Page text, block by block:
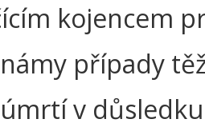
kojencem
případy
v důsledku